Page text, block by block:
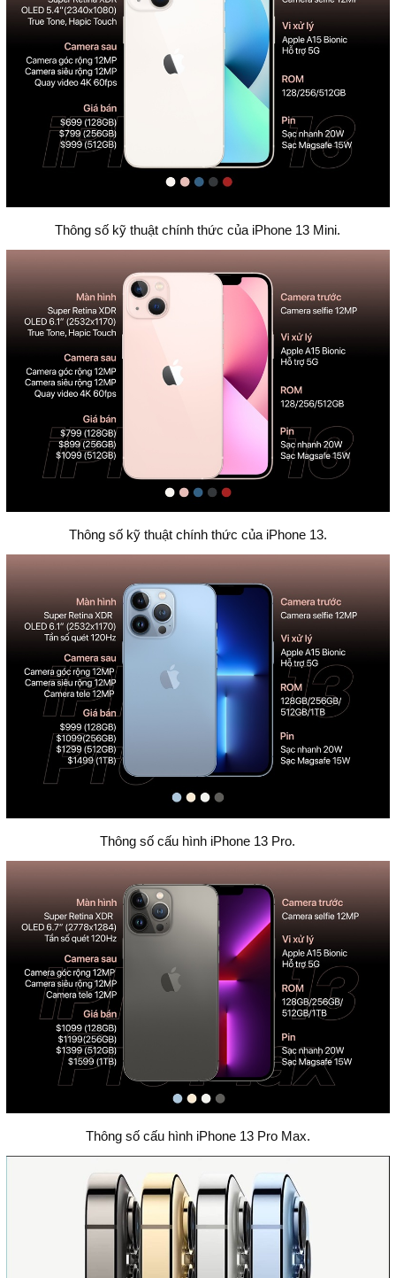
Thông số kỹ thuật chính thức của iPhone 13 Mini.
Thông số kỹ thuật chính thức của iPhone 13.
Thông số cấu hình iPhone 13 Pro.
Thông số cấu hình iPhone 13 Pro Max.